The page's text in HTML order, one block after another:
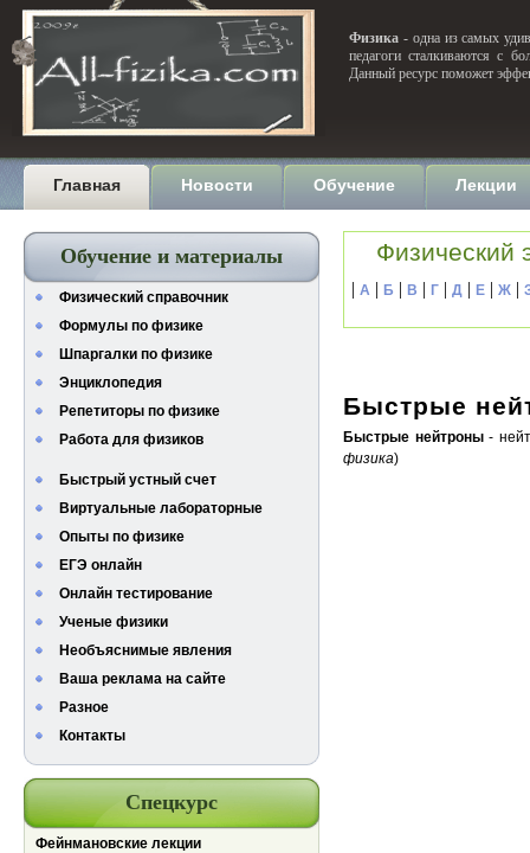
Физика - одна из самых
педагоги сталкиваются с
Данный ресурс поможет
Главная Новости Обучение Лекции
Обучение и материалы
Физический справочник
Формулы по физике
Шпаргалки по физике
Энциклопедия
Репетиторы по физике
Работа для физиков
Быстрый устный счет
Виртуальные лабораторные
Опыты по физике
ЕГЭ онлайн
Онлайн тестирование
Ученые физики
Необъяснимые явления
Ваша реклама на сайте
Разное
Контакты
Спецкурс
Фейнмановские лекции
Физический
| А | Б | В | Г | Д | Е | Ж |
Быстрые
Быстрые нейтроны-
физика)